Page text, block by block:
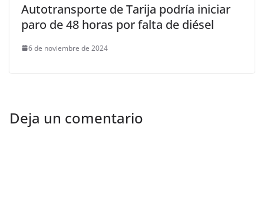
Autotransporte de Tarija podría iniciar
paro de 48 horas por falta de diésel
6 de noviembre de 2024
Deja un comentario